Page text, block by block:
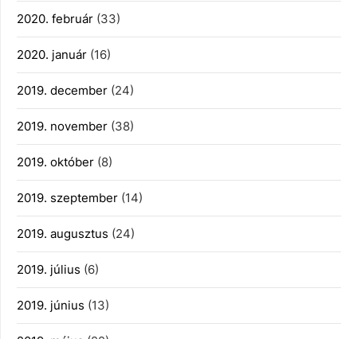
2020. február (33)
2020. január (16)
2019. december (24)
2019. november (38)
2019. október (8)
2019. szeptember (14)
2019. augusztus (24)
2019. július (6)
2019. június (13)